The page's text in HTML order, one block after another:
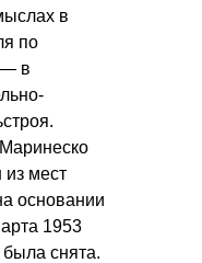
в
по
— в
из мест
основании
1953
была снята.